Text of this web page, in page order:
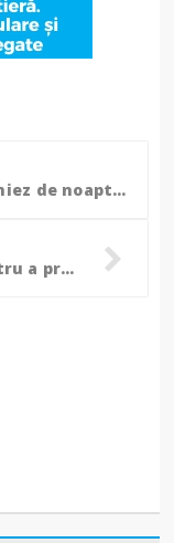
Cascadorie cu mașina în miez de noapte. Un șofer a distrus balustrada unui scuar de tramvai, după ce a pierdut controlul mașinii
Aeronava SMURD solicitată pentru a prelua un pacient în stare gravă